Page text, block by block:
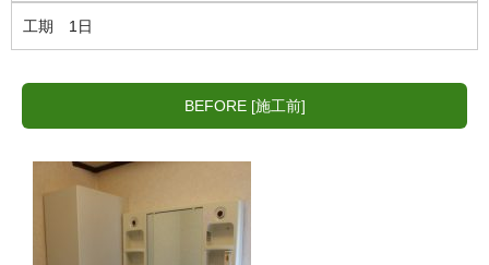
工期 1日
BEFORE [施工前]